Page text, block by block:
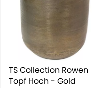
TS Collection Rowen
Topf Hoch - Gold